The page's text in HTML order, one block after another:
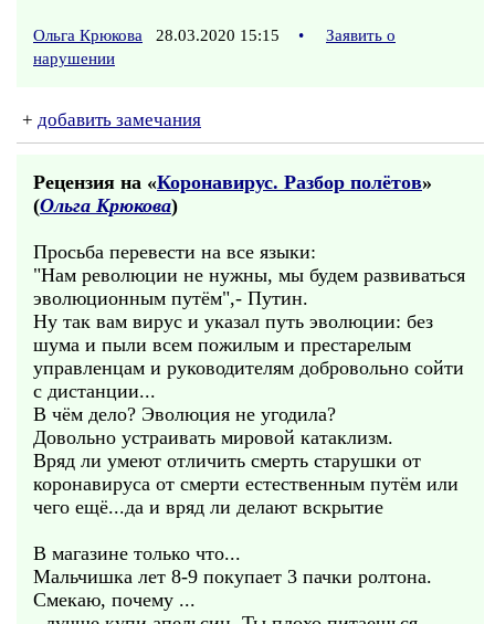
Ольга Крюкова 28.03.2020 15:15 •
Заявить о
нарушении
+ добавить замечания
Рецензия на «Коронавирус. Разбор полётов»
(Ольга Крюкова)
Просьба перевести на все языки:
"Нам революции не нужны, мы будем развиваться
эволюционным путём",- Путин.
Ну так вам вирус и указал путь эволюции: без
шума и пыли всем пожилым и престарелым
управленцам и руководителям добровольно сойти
с дистанции...
В чём дело? Эволюция не угодила?
Довольно устраивать мировой катаклизм.
Вряд ли умеют отличить смерть старушки от
коронавируса от смерти естественным путём или
чего ещё...да и вряд ли делают вскрытие
В магазине только что...
Мальчишка лет 8-9 покупает 3 пачки ролтона.
Смекаю, почему ...